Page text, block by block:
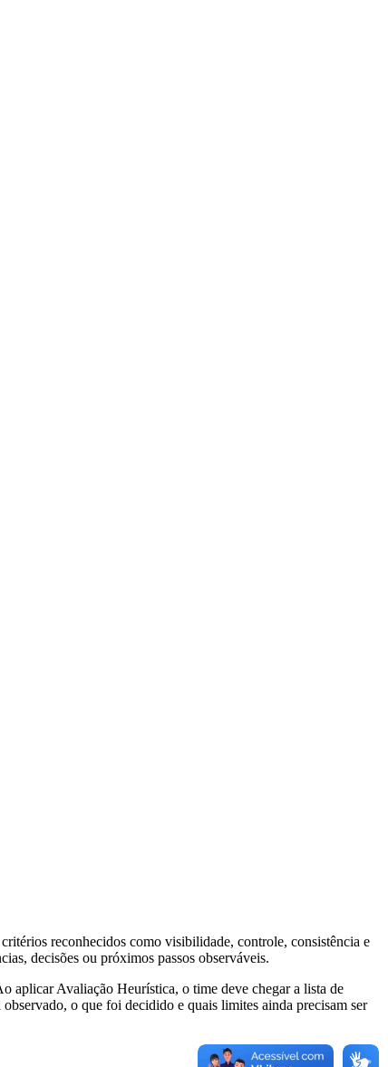
reconhecidos como visibilidade, controle, consistência e
decisões ou próximos passos observáveis.
aplicar Avaliação Heurística, o time deve chegar a lista de
o que foi decidido e quais limites ainda precisam ser